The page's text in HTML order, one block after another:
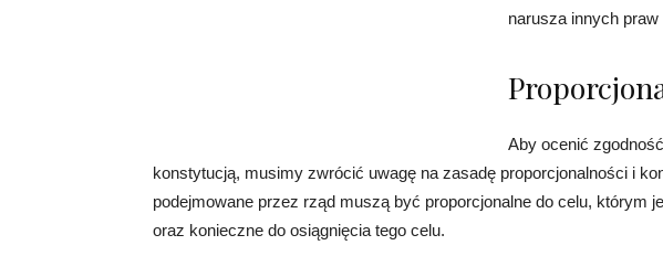
narusza innych
Aby ocenić
konstytucją, musimy zwrócić uwagę na zasadę proporcjonalności i
podejmowane przez rząd muszą być proporcjonalne do celu, którym
oraz konieczne do osiągnięcia tego celu.